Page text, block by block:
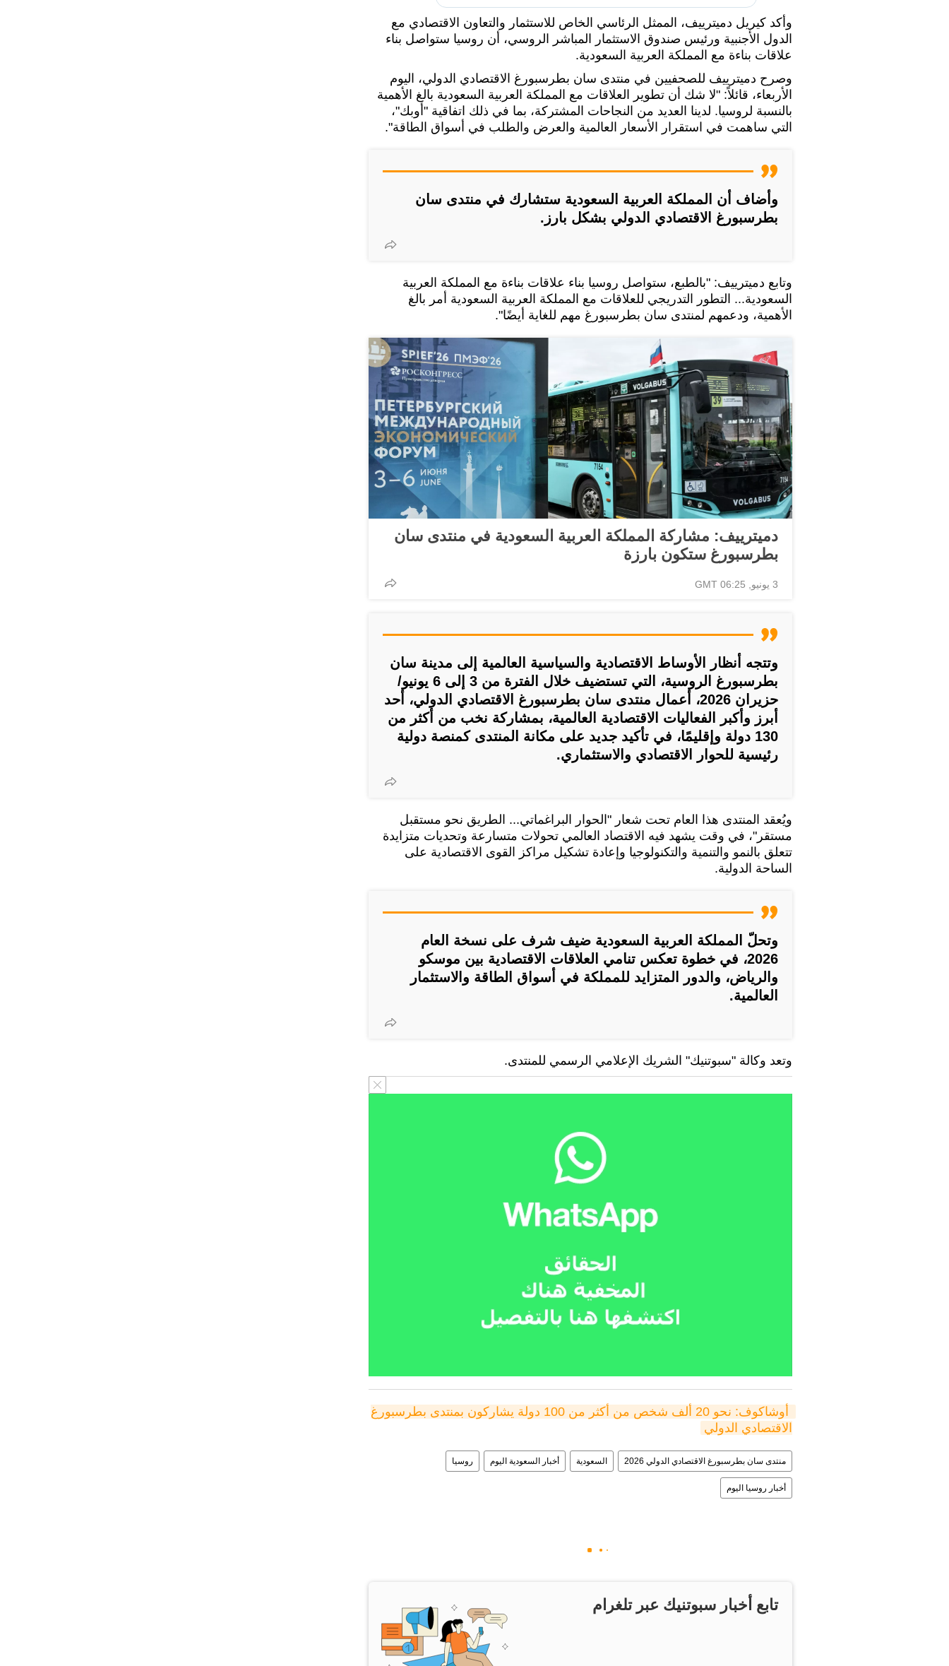
وأكد كيريل دميترييف، الممثل الرئاسي الخاص للاستثمار والتعاون الاقتصادي مع
الدول الأجنبية ورئيس صندوق الاستثمار المباشر الروسي، أن روسيا ستواصل بناء
علاقات بناءة مع المملكة العربية السعودية.
وصرح دميترييف للصحفيين في منتدى سان بطرسبورغ الاقتصادي الدولي، اليوم
الأربعاء، قائلاً: "لا شك أن تطوير العلاقات مع المملكة العربية السعودية بالغ الأهمية
بالنسبة لروسيا. لدينا العديد من النجاحات المشتركة، بما في ذلك اتفاقية "أوبك"،
التي ساهمت في استقرار الأسعار العالمية والعرض والطلب في أسواق الطاقة".
وأضاف أن المملكة العربية السعودية ستشارك في منتدى سان
بطرسبورغ الاقتصادي الدولي بشكل بارز.
وتابع دميترييف: "بالطبع، ستواصل روسيا بناء علاقات بناءة مع المملكة العربية
السعودية... التطور التدريجي للعلاقات مع المملكة العربية السعودية أمر بالغ
الأهمية، ودعمهم لمنتدى سان بطرسبورغ مهم للغاية أيضًا".
دميترييف: مشاركة المملكة العربية السعودية في منتدى سان
بطرسبورغ ستكون بارزة
3 يونيو, 06:25 GMT
وتتجه أنظار الأوساط الاقتصادية والسياسية العالمية إلى مدينة سان
بطرسبورغ الروسية، التي تستضيف خلال الفترة من 3 إلى 6 يونيو/
حزيران 2026، أعمال منتدى سان بطرسبورغ الاقتصادي الدولي، أحد
أبرز وأكبر الفعاليات الاقتصادية العالمية، بمشاركة نخب من أكثر من
130 دولة وإقليمًا، في تأكيد جديد على مكانة المنتدى كمنصة دولية
رئيسية للحوار الاقتصادي والاستثماري.
ويُعقد المنتدى هذا العام تحت شعار "الحوار البراغماتي... الطريق نحو مستقبل
مستقر"، في وقت يشهد فيه الاقتصاد العالمي تحولات متسارعة وتحديات متزايدة
تتعلق بالنمو والتنمية والتكنولوجيا وإعادة تشكيل مراكز القوى الاقتصادية على
الساحة الدولية.
وتحلّ المملكة العربية السعودية ضيف شرف على نسخة العام
2026، في خطوة تعكس تنامي العلاقات الاقتصادية بين موسكو
والرياض، والدور المتزايد للمملكة في أسواق الطاقة والاستثمار
العالمية.
وتعد وكالة "سبوتنيك" الشريك الإعلامي الرسمي للمنتدى.
الاقتصادي الدولي
منتدى سان بطرسبورغ الاقتصادي الدولي 2026 السعودية أخبار السعودية اليوم روسيا
أخبار روسيا اليوم
تابع أخبار سبوتنيك عبر تلغرام